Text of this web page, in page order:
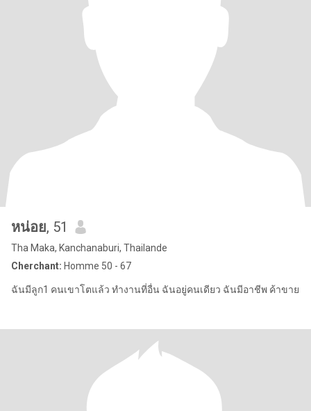
หน่อย, 51
Tha Maka, Kanchanaburi, Thailande
Cherchant: Homme 50 - 67
ฉันมีลูก1 คนเขาโตแล้ว ทำงานที่อื่น ฉันอยู่คนเดียว ฉันมีอาชีพ ค้าขาย